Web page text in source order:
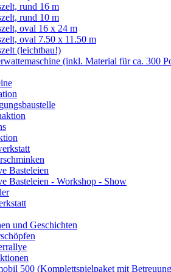
rund 16 m
rund 10 m
oval 16 x 24 m
oval 7.50 x 11.50 m
(leichtbau!)
(inkl. Material für ca. 300
Basteleien
Basteleien - Workshop - Show
und Geschichten
500 (Komplettspielpaket mit